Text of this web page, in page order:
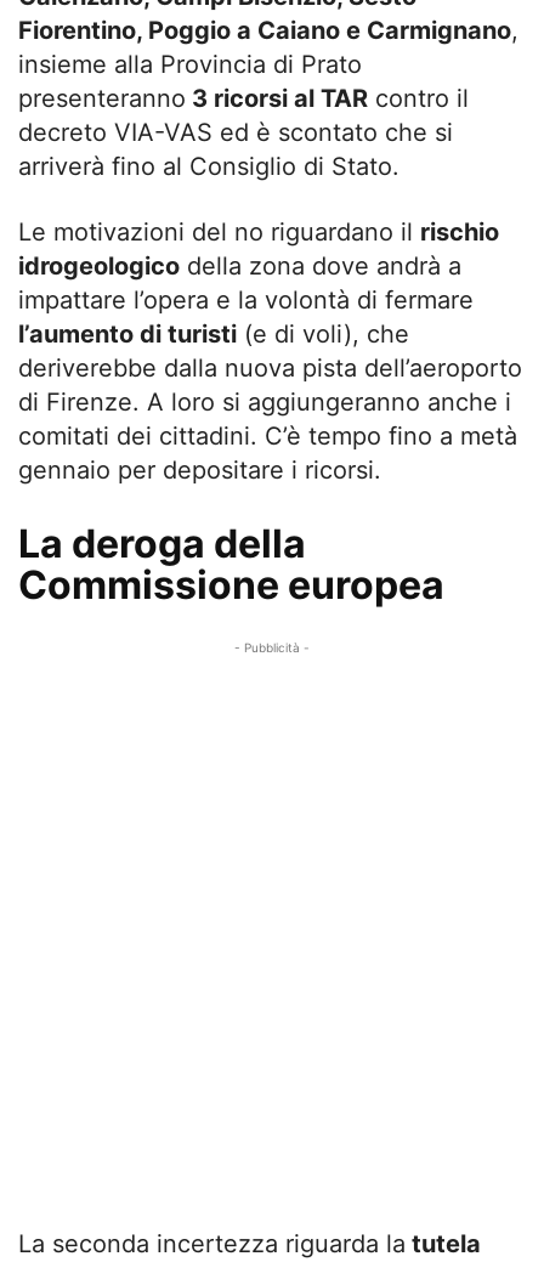
Fiorentino, Poggio a Caiano e Carmignano,
insieme alla Provincia di Prato
presenteranno 3 ricorsi al TAR contro il
decreto VIA-VAS ed è scontato che si
arriverà fino al Consiglio di Stato.
Le motivazioni del no riguardano il rischio
idrogeologico della zona dove andrà a
impattare l’opera e la volontà di fermare
l’aumento di turisti (e di voli), che
deriverebbe dalla nuova pista dell’aeroporto
di Firenze. A loro si aggiungeranno anche i
comitati dei cittadini. C’è tempo fino a metà
gennaio per depositare i ricorsi.
La deroga della
Commissione europea
- Pubblicità -
La seconda incertezza riguarda la tutela